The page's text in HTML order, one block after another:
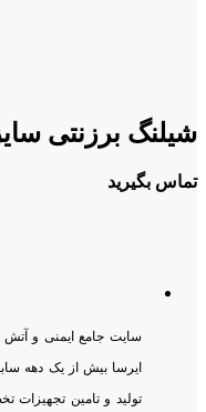
شیلنگ برزنتی سایز 1/5 اینچ برند
تماس بگیرید
ایرسا بیش از یک دهه
تولید و تامین تجهیزات